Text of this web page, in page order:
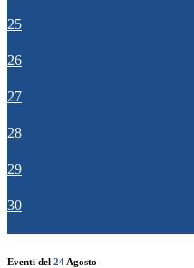
25
26
27
28
29
30
Eventi del 24 Agosto